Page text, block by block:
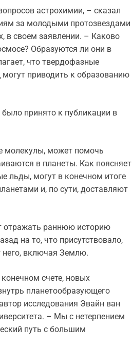
астрохимии, – сказал
за молодыми протозвездами
в своем заявлении. – Каково
Образуются ли они в
что твердофазные
приводить к образованию
принято к публикации в
молекулы, может помочь
в планеты. Как поясняет
льды, могут в конечном итоге
и, по сути, доставляют
отражать раннюю историю
на то, что присутствовало,
включая Землю.
счете, новых
планетообразующего
исследования Эвайн ван
– Мы с нетерпением
путь с большим